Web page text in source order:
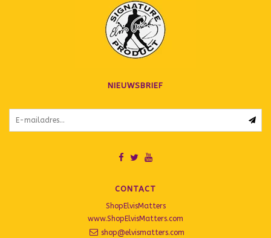
NIEUWSBRIEF
CONTACT
ShopElvisMatters
www.ShopElvisMatters.com
shop@elvismatters.com